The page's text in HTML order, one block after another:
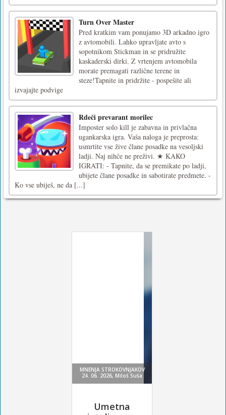
Turn Over Master
Pred kratkim vam ponujamo 3D arkadno igro
z avtomobili. Lahko upravljate avto s
sopotnikom Stickman in se pridružite
kaskaderski dirki. Z vrtenjem avtomobila
morate premagati različne terene in
steze!Tapnite in pridržite - pospešite ali
izvajajte podvige
Rdeči prevarant morilec
Imposter solo kill je zabavna in privlačna
ugankarska igra. Vaša naloga je preprosta:
usmrtite vse žive člane posadke na vesoljski
ladji. Naj nihče ne preživi. ★ KAKO
IGRATI: - Tapnite, da se premikate po ladji,
ubijete člane posadke in sabotirate predmete. -
Ko vse ubiješ, ne da [...]